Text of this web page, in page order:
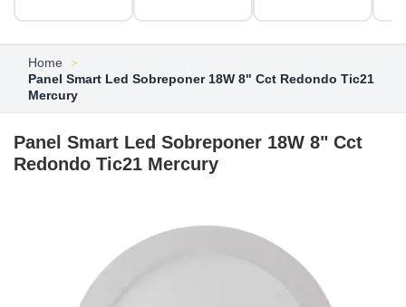
Home
Panel Smart Led Sobreponer 18W 8" Cct Redondo Tic21
Mercury
Panel Smart Led Sobreponer 18W 8" Cct
Redondo Tic21 Mercury